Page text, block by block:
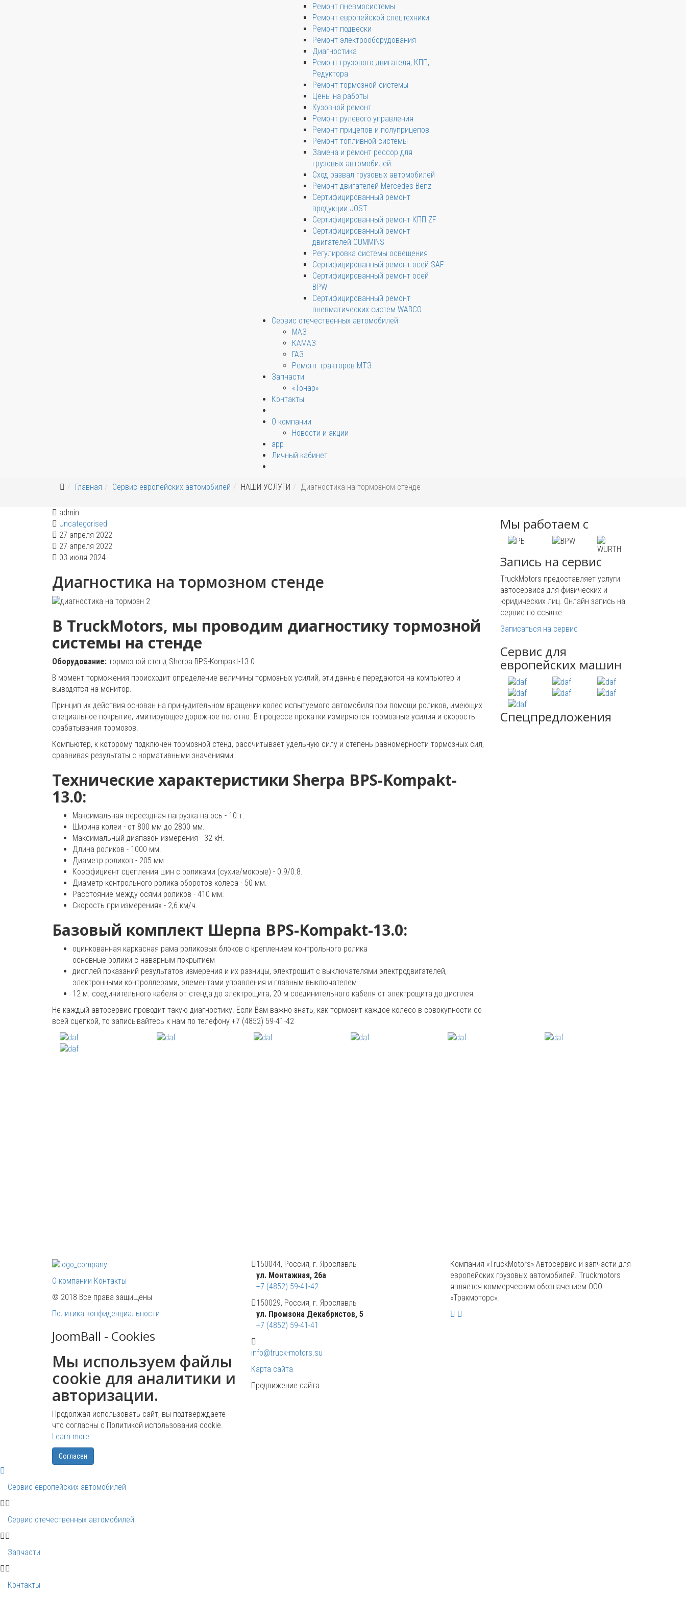
Ремонт пневмосистемы
Ремонт европейской спецтехники
Ремонт подвески
Ремонт электрооборудования
Диагностика
Ремонт грузового двигателя, КПП,
Редуктора
Ремонт тормозной системы
Цены на работы
Кузовной ремонт
Ремонт рулевого управления
Ремонт прицепов и полуприцепов
Ремонт топливной системы
Замена и ремонт рессор для
грузовых автомобилей
Сход развал грузовых автомобилей
Ремонт двигателей Mercedes-Benz
Сертифицированный ремонт
продукции JOST
Сертифицированный ремонт КПП ZF
Сертифицированный ремонт
двигателей CUMMINS
Регулировка системы освещения
Сертифицированный ремонт осей SAF
Сертифицированный ремонт осей
BPW
Сертифицированный ремонт
пневматических систем WABCO
Сервис отечественных автомобилей
МАЗ
КАМАЗ
ГАЗ
Ремонт тракторов МТЗ
Запчасти
«Тонар»
Контакты
О компании
Новости и акции
app
Личный кабинет
Главная Сервис европейских автомобилей НАШИ УСЛУГИ Диагностика на тормозном стенде
admin
Uncategorised
27 апреля 2022
27 апреля 2022
03 июля 2024
Диагностика на тормозном стенде
В TruckMotors, мы проводим диагностику тормозной
системы на стенде
Оборудование: тормозной стенд Sherpa BPS-Kompakt-13.0
В момент торможения происходит определение величины тормозных усилий, эти данные передаются на компьютер и
выводятся на монитор.
Принцип их действия основан на принудительном вращении колес испытуемого автомобиля при помощи роликов, имеющих
специальное покрытие, имитирующее дорожное полотно. В процессе прокатки измеряются тормозные усилия и скорость
срабатывания тормозов.
Компьютер, к которому подключен тормозной стенд, рассчитывает удельную силу и степень равномерности тормозных сил,
сравнивая результаты с нормативными значениями.
Технические характеристики Sherpa BPS-Kompakt-
13.0:
Максимальная переездная нагрузка на ось - 10 т.
Ширина колеи - от 800 мм до 2800 мм.
Максимальный диапазон измерения - 32 кН.
Длина роликов - 1000 мм.
Диаметр роликов - 205 мм.
Коэффициент сцепления шин с роликами (сухие/мокрые) - 0.9/0.8.
Диаметр контрольного ролика оборотов колеса - 50 мм.
Расстояние между осями роликов - 410 мм.
Скорость при измерениях - 2,6 км/ч.
Базовый комплект Шерпа BPS-Kompakt-13.0:
оцинкованная каркасная рама роликовых блоков с креплением контрольного ролика
основные ролики с наварным покрытием
дисплей показаний результатов измерения и их разницы, электрощит с выключателями электродвигателей,
электронными контроллерами, элементами управления и главным выключателем
12 м. соединительного кабеля от стенда до электрощита, 20 м соединительного кабеля от электрощита до дисплея.
Не каждый автосервис проводит такую диагностику. Если Вам важно знать, как тормозит каждое колесо в совокупности со
всей сцепкой, то записывайтесь к нам по телефону +7 (4852) 59-41-42
Мы работаем с
Запись на сервис
TruckMotors предоставляет услуги
автосервиса для физических и
юридических лиц. Онлайн запись на
сервис по ссылке
Записаться на сервис
Сервис для
европейских машин
Спецпредложения
О компании Контакты
© 2018 Все права защищены
Политика конфиденциальности
JoomBall - Cookies
Мы используем файлы
cookie для аналитики и
авторизации.
Продолжая использовать сайт, вы подтверждаете
что согласны с Политикой использования cookie.
Learn more
Согласен
150044, Россия, г. Ярославль
ул. Монтажная, 26а
+7 (4852) 59-41-42
150029, Россия, г. Ярославль
ул. Промзона Декабристов, 5
+7 (4852) 59-41-41
info@truck-motors.su
Карта сайта
Продвижение сайта
Компания «TruckMotors» Автосервис и запчасти для
европейских грузовых автомобилей. Truckmotors
является коммерческим обозначением ООО
«Тракмоторс».
Сервис европейских автомобилей
Сервис отечественных автомобилей
Запчасти
Контакты